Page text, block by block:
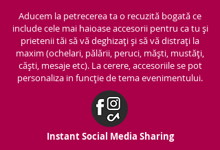
Aducem la petrecerea ta o recuzită bogată ce
include cele mai haioase accesorii pentru ca tu și
prietenii tăi să vă deghizați și să vă distrați la
maxim (ochelari, pălării, peruci, măști, mustăți,
căști, mesaje etc). La cerere, accesoriile se pot
personaliza in funcție de tema evenimentului.
Instant Social Media Sharing